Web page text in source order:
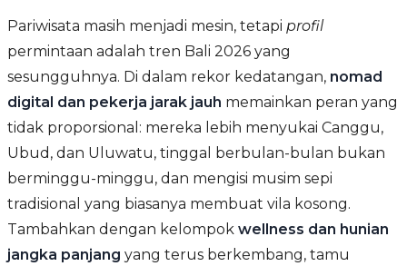
Pariwisata masih menjadi mesin, tetapi profil
permintaan adalah tren Bali 2026 yang
sesungguhnya. Di dalam rekor kedatangan, nomad
digital dan pekerja jarak jauh memainkan peran yang
tidak proporsional: mereka lebih menyukai Canggu,
Ubud, dan Uluwatu, tinggal berbulan-bulan bukan
berminggu-minggu, dan mengisi musim sepi
tradisional yang biasanya membuat vila kosong.
Tambahkan dengan kelompok wellness dan hunian
jangka panjang yang terus berkembang, tamu